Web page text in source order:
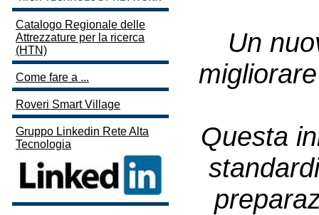
Catalogo Regionale delle
Attrezzature per la ricerca
(HTN)
Come fare a ...
Roveri Smart Village
Gruppo Linkedin Rete Alta
Tecnologia
Un
Questa